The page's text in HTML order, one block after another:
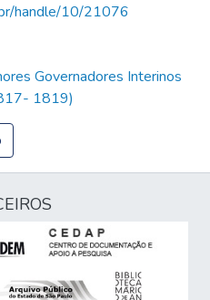
handle/10/21076
Governadores Interinos
1819)